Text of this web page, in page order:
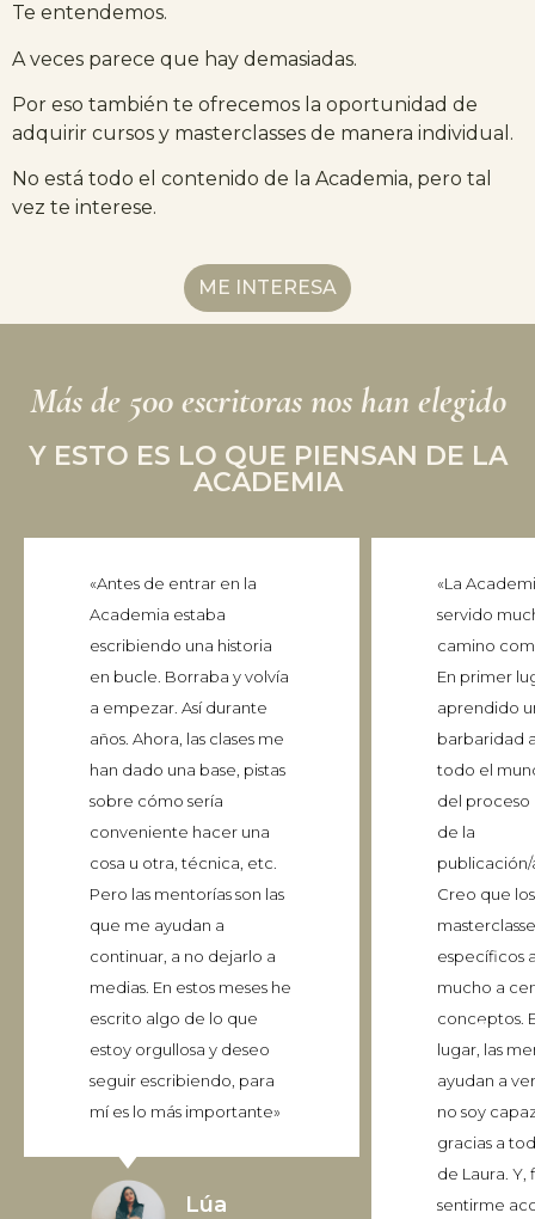
Te entendemos.
A veces parece que hay demasiadas.
Por eso también te ofrecemos la oportunidad de
adquirir cursos y masterclasses de manera individual.
No está todo el contenido de la Academia, pero tal
vez te interese.
ME INTERESA
Más de 500 escritoras nos han elegido
Y ESTO ES LO QUE PIENSAN DE LA
ACADEMIA
«Antes de entrar en la
Academia estaba
escribiendo una historia
en bucle. Borraba y volvía
a empezar. Así durante
años. Ahora, las clases me
han dado una base, pistas
sobre cómo sería
conveniente hacer una
cosa u otra, técnica, etc.
Pero las mentorías son las
que me ayudan a
continuar, a no dejarlo a
medias. En estos meses he
escrito algo de lo que
estoy orgullosa y deseo
seguir escribiendo, para
mí es lo más importante»
Lúa
«La
servido
camino
En primer
aprendido
barbaridad
todo el
del proceso
de la
Creo que
específicos
mucho a
conceptos.
lugar, las
ayudan a
no soy
gracias a
de Laura.
sentirme